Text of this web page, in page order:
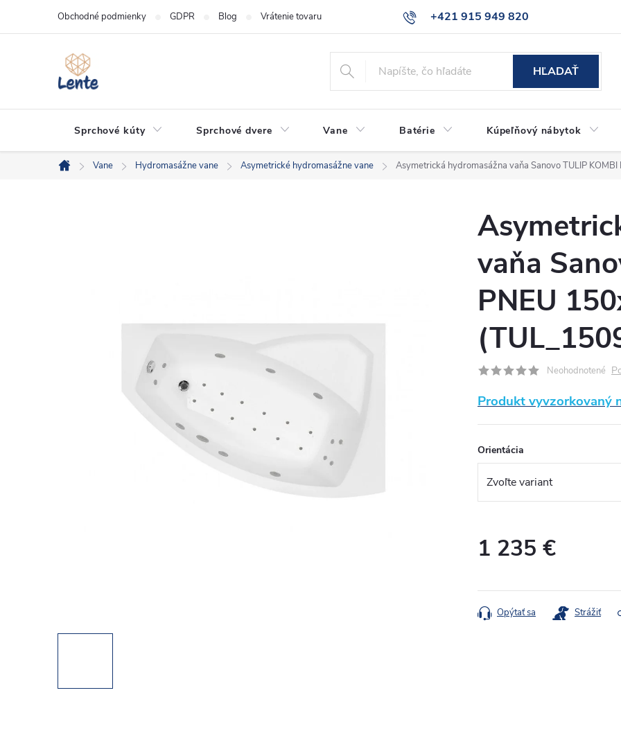
+421 915 949 820
Obchodné podmienky GDPR Blog Vrátenie tovaru
HĽADAŤ
Sprchové kúty Sprchové dvere Vane Batérie Kúpeľňový nábytok
Domov
Vane Hydromasážne vane Asymetrické hydromasážne vane Asymetrická hydromasážna vaňa Sanovo TULIP
vaňa
PNEU
Neohodnotené
Produkt vyvzorkovaný
Orientácia
1 235 €
Opýtať sa Strážiť